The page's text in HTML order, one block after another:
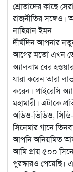
শ্রোতাদের কাছে
রাজনীতির সঙ্গেও।
নাহিয়ান ইমন
দীর্ঘদিন আপনার
আগের মতো এখন তো
অ্যালবাম বের
যারা করেন তারা
করেন। পাইরেসি
মহামারী। এটাকে
অডিও-ভিডিও,
সিনেমার গানে
আপনি অনিয়মিত
আমি প্রায় ৫০০
পুরস্কারও